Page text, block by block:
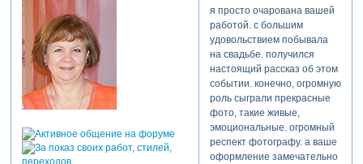
я просто очарована вашей
работой. с большим
удовольствием побывала
на свадьбе. получился
настоящий рассказ об этом
событии. конечно, огромную
роль сыграли прекрасные
фото, такие живые,
эмоциональные. огромный
респект фотографу. а ваше
оформление замечательно